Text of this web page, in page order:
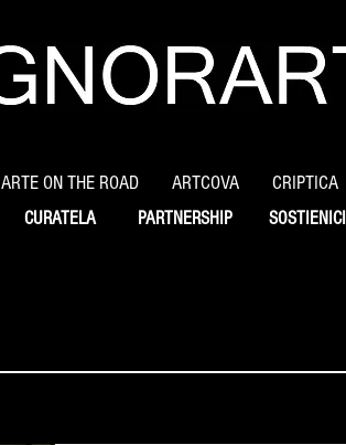
ARTE ON THE ROAD ARTCOVA CRIPTICA
CURATELA PARTNERSHIP SOSTIENICI